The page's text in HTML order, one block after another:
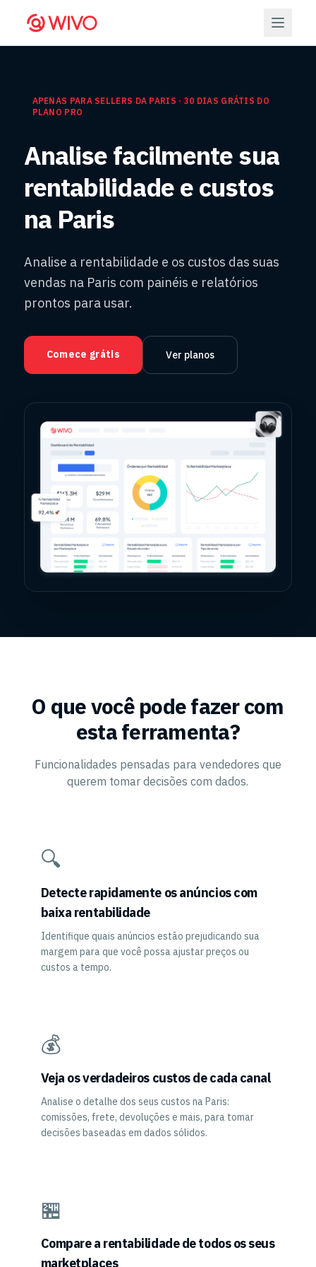
APENAS PARA SELLERS DA PARIS · 30 DIAS GRÁTIS DO
PLANO PRO
Analise facilmente sua
rentabilidade e custos
na Paris
Analise a rentabilidade e os custos das suas
vendas na Paris com painéis e relatórios
prontos para usar.
Comece grátis Ver planos
O que você pode fazer com
esta ferramenta?
Funcionalidades pensadas para vendedores que
querem tomar decisões com dados.
🔍
Detecte rapidamente os anúncios com
baixa rentabilidade
Identifique quais anúncios estão prejudicando sua
margem para que você possa ajustar preços ou
custos a tempo.
💰
Veja os verdadeiros custos de cada canal
Analise o detalhe dos seus custos na Paris:
comissões, frete, devoluções e mais, para tomar
decisões baseadas em dados sólidos.
🏪
Compare a rentabilidade de todos os seus
marketplaces